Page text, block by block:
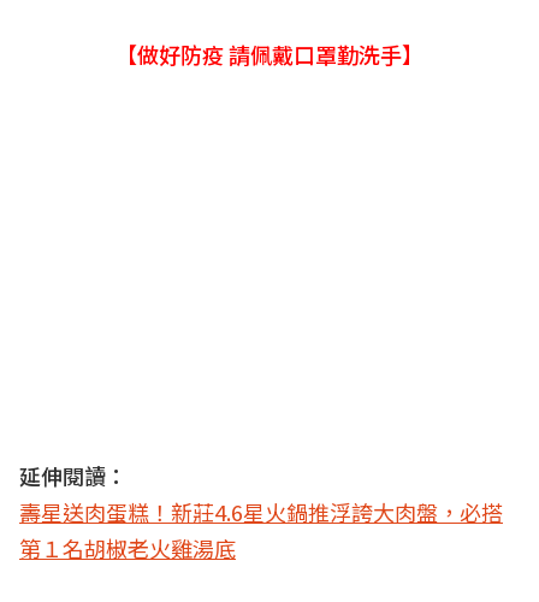
【做好防疫 請佩戴口罩勤洗手】
延伸閱讀：
壽星送肉蛋糕！新莊4.6星火鍋推浮誇大肉盤，必搭
第１名胡椒老火雞湯底